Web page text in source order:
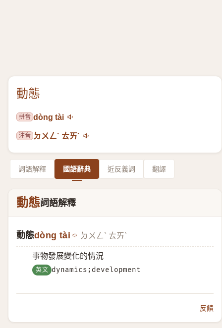
動態
拼音 dòng tài
注音 ㄉㄨㄥˋ ㄊㄞˋ
詞語解釋 國語辭典 近反義詞 翻譯
動態詞語解釋
動態dòng tài ㄉㄨㄥˋ ㄊㄞˋ
事物發展變化的情況
英文 dynamics;development
反饋